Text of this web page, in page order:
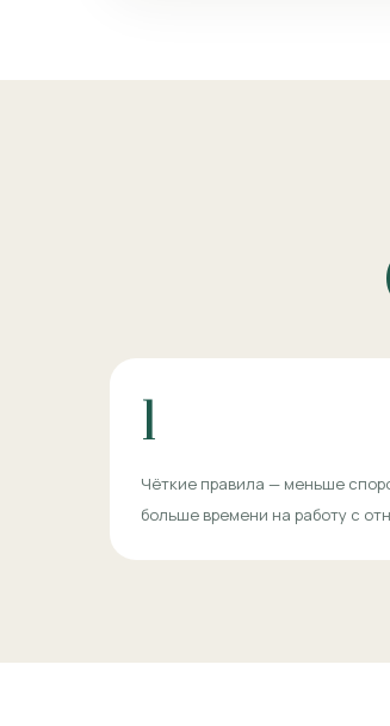
1
Чёткие правила — меньше
больше времени на работу с